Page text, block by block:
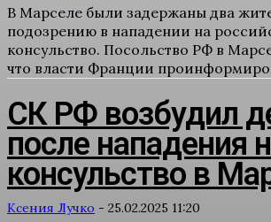
В Марселе были задержаны два
подозрению в нападении на
консульство. Посольство РФ в
что власти Франции
СК РФ возбудил
после нападения
консульство в
Ксения Лучко - 25.02.2025 11:20